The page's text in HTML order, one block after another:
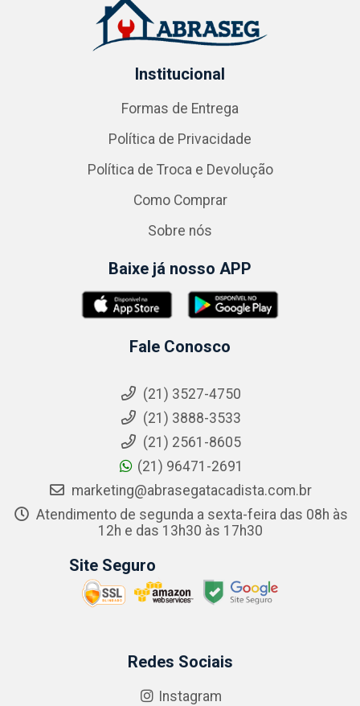
Institucional
Formas de Entrega
Política de Privacidade
Política de Troca e Devolução
Como Comprar
Sobre nós
Baixe já nosso APP
Fale Conosco
(21) 3527-4750
(21) 3888-3533
(21) 2561-8605
(21) 96471-2691
marketing@abrasegatacadista.com.br
Atendimento de segunda a sexta-feira das 08h às
12h e das 13h30 às 17h30
Site Seguro
Redes Sociais
Instagram